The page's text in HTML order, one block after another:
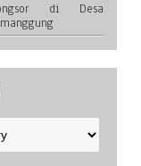
di Desa